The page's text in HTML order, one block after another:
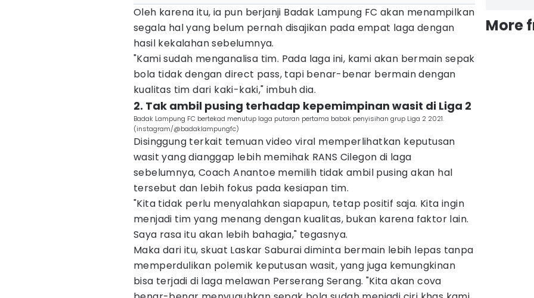
Oleh karena itu, ia pun berjanji Badak Lampung FC akan menampilkan
segala hal yang belum pernah disajikan pada empat laga dengan
hasil kekalahan sebelumnya.
"Kami sudah menganalisa tim. Pada laga ini, kami akan bermain sepak
bola tidak dengan direct pass, tapi benar-benar bermain dengan
kualitas tim dari kaki-kaki," imbuh dia.
2. Tak ambil pusing terhadap kepemimpinan wasit di Liga 2
Badak Lampung FC bertekad menutup laga putaran pertama babak penyisihan grup Liga 2 2021.
(instagram/@badaklampungfc)
Disinggung terkait temuan video viral memperlihatkan keputusan
wasit yang dianggap lebih memihak RANS Cilegon di laga
sebelumnya, Coach Anantoe memilih tidak ambil pusing akan hal
tersebut dan lebih fokus pada kesiapan tim.
"Kita tidak perlu menyalahkan siapapun, tetap positif saja. Kita ingin
menjadi tim yang menang dengan kualitas, bukan karena faktor lain.
Saya rasa itu akan lebih bahagia," tegasnya.
Maka dari itu, skuat Laskar Saburai diminta bermain lebih lepas tanpa
memperdulikan polemik keputusan wasit, yang juga kemungkinan
bisa terjadi di laga melawan Perserang Serang. "Kita akan cova
More